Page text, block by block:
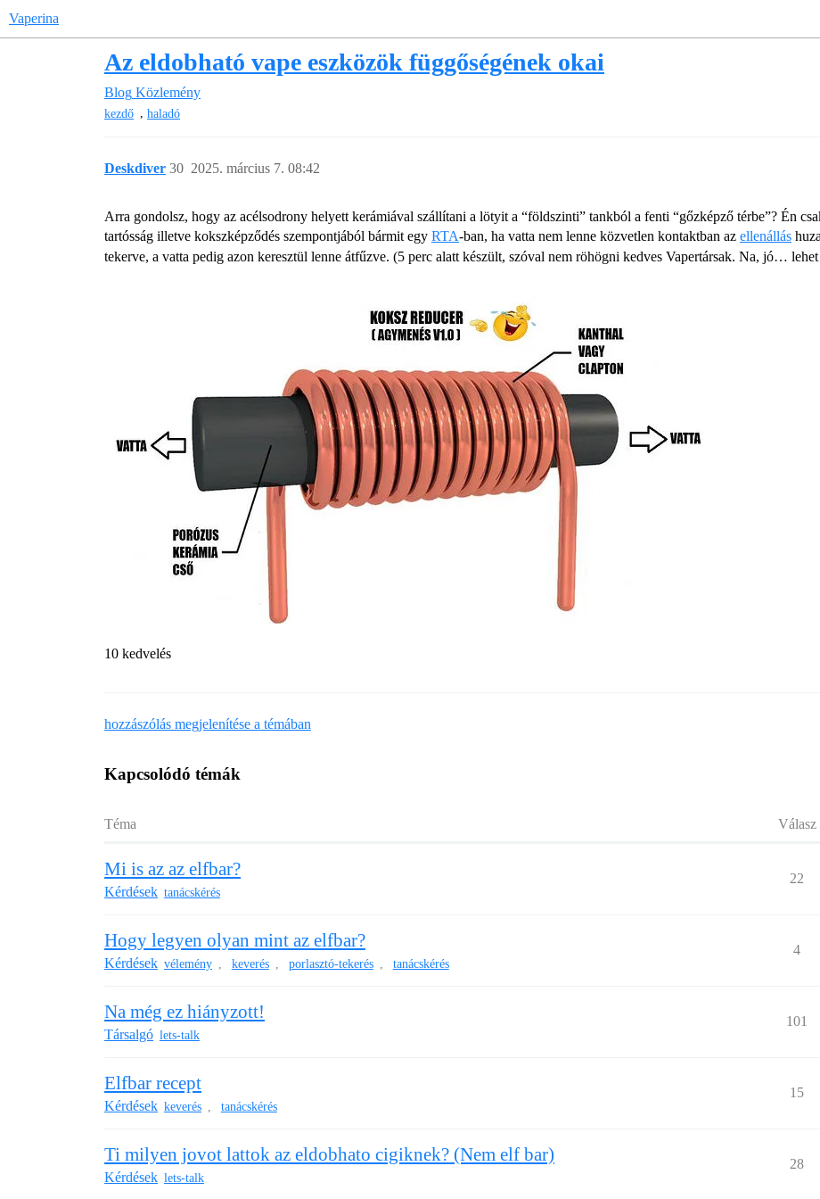
Vaperina
Az eldobható vape eszközök függőségének okai
Blog Közlemény
kezdő , haladó
Deskdiver 2025. március 7. 08:42
30
Arra gondolsz, hogy az acélsodrony helyett kerámiával szállítani a lötyit a “földszinti” tankból a fenti “gőzképző térbe”? Én
tartósság illetve kokszképződés szempontjából bármit egy RTA-ban, ha vatta nem lenne közvetlen kontaktban az ellenállás
tekerve, a vatta pedig azon keresztül lenne átfűzve. (5 perc alatt készült, szóval nem röhögni kedves Vapertársak. Na, jó…
10 kedvelés
hozzászólás megjelenítése a témában
Kapcsolódó témák
Téma Válasz
Mi is az az elfbar?
Kérdések tanácskérés
22
Hogy legyen olyan mint az elfbar?
Kérdések vélemény , keverés , porlasztó-tekerés , tanácskérés
4
Na még ez hiányzott!
Társalgó lets-talk
101
Elfbar recept
Kérdések keverés , tanácskérés
15
Ti milyen jovot lattok az eldobhato cigiknek? (Nem elf bar)
Kérdések lets-talk
28